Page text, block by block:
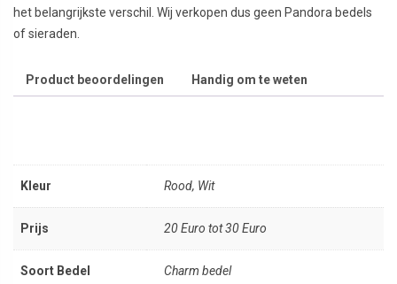
het belangrijkste verschil. Wij verkopen dus geen Pandora bedels
of sieraden.
Product beoordelingen Handig om te weten
Kleur Rood, Wit
Prijs 20 Euro tot 30 Euro
Soort Bedel Charm bedel